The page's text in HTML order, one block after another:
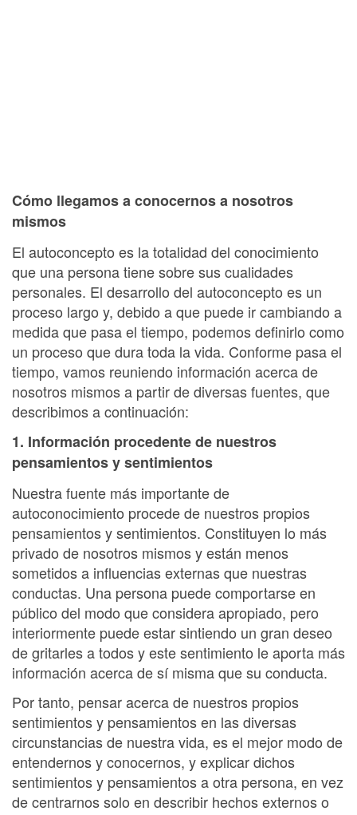
Cómo llegamos a conocernos a nosotros
mismos
El autoconcepto es la totalidad del conocimiento
que una persona tiene sobre sus cualidades
personales. El desarrollo del autoconcepto es un
proceso largo y, debido a que puede ir cambiando a
medida que pasa el tiempo, podemos definirlo como
un proceso que dura toda la vida. Conforme pasa el
tiempo, vamos reuniendo información acerca de
nosotros mismos a partir de diversas fuentes, que
describimos a continuación:
1. Información procedente de nuestros
pensamientos y sentimientos
Nuestra fuente más importante de
autoconocimiento procede de nuestros propios
pensamientos y sentimientos. Constituyen lo más
privado de nosotros mismos y están menos
sometidos a influencias externas que nuestras
conductas. Una persona puede comportarse en
público del modo que considera apropiado, pero
interiormente puede estar sintiendo un gran deseo
de gritarles a todos y este sentimiento le aporta más
información acerca de sí misma que su conducta.
Por tanto, pensar acerca de nuestros propios
sentimientos y pensamientos en las diversas
circunstancias de nuestra vida, es el mejor modo de
entendernos y conocernos, y explicar dichos
sentimientos y pensamientos a otra persona, en vez
de centrarnos solo en describir hechos externos o